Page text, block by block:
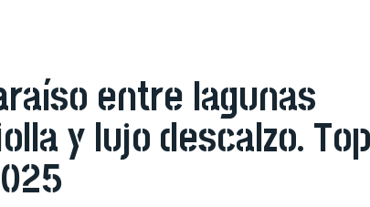
entre lagunas
y lujo descalzo.